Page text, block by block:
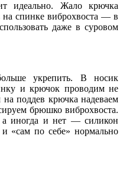
идеально. Жало крючка
на спинке виброхвоста — в
даже в суровом
укрепить. В носик
и крючок проводим не
на поддев крючка надеваем
брюшко виброхвоста.
а иногда и нет — силикон
«сам по себе» нормально